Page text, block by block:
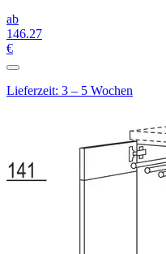
ab
146.27
€
Lieferzeit: 3 – 5 Wochen